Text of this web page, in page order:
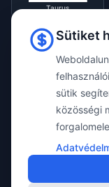
Taurus
Tracmax
Vredestein
Sütiket
sütik
közösségi